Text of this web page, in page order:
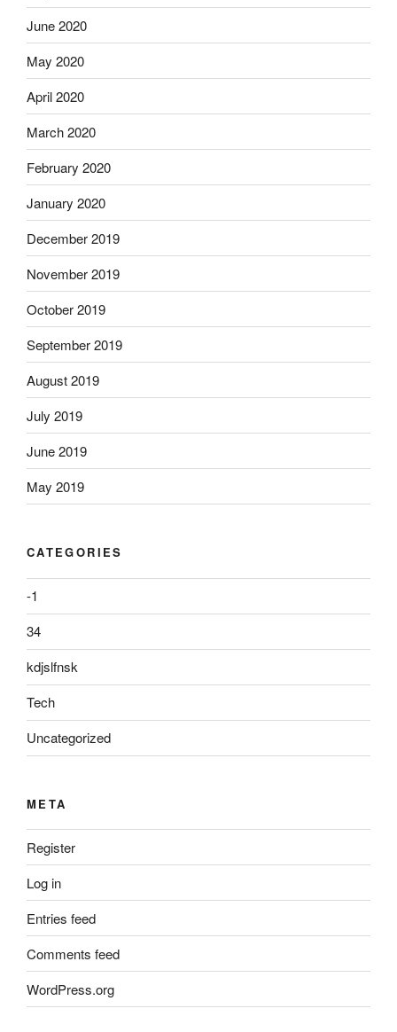
June 2020
May 2020
April 2020
March 2020
February 2020
January 2020
December 2019
November 2019
October 2019
September 2019
August 2019
July 2019
June 2019
May 2019
CATEGORIES
-1
34
kdjslfnsk
Tech
Uncategorized
META
Register
Log in
Entries feed
Comments feed
WordPress.org